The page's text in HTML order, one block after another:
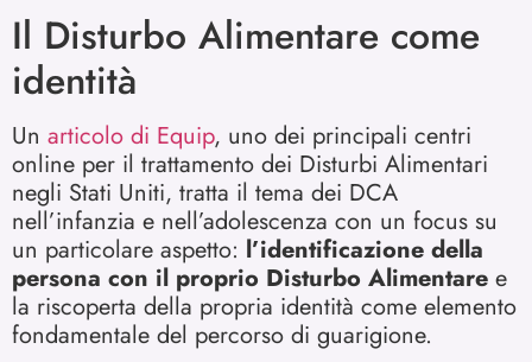
Il Disturbo Alimentare come
identità
Un articolo di Equip, uno dei principali centri
online per il trattamento dei Disturbi Alimentari
negli Stati Uniti, tratta il tema dei DCA
nell’infanzia e nell’adolescenza con un focus su
un particolare aspetto: l’identificazione della
persona con il proprio Disturbo Alimentare e
la riscoperta della propria identità come elemento
fondamentale del percorso di guarigione.